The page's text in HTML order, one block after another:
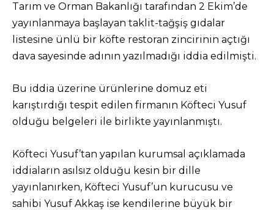
Tarım ve Orman Bakanlığı tarafından 2 Ekim’de
yayınlanmaya başlayan taklit-tağşiş gıdalar
listesine ünlü bir köfte restoran zincirinin açtığı
dava sayesinde adının yazılmadığı iddia edilmişti.
Bu iddia üzerine ürünlerine domuz eti
karıştırdığı tespit edilen firmanın Köfteci Yusuf
olduğu belgeleri ile birlikte yayınlanmıştı.
Köfteci Yusuf’tan yapılan kurumsal açıklamada
iddiaların asılsız olduğu kesin bir dille
yayınlanırken, Köfteci Yusuf’un kurucusu ve
sahibi Yusuf Akkaş ise kendilerine büyük bir